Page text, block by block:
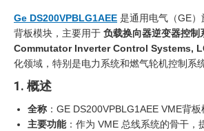
Ge DS200VPBLG1AEE 是通用电气（GE
背板模块，主要用于 负载换向器逆变器控制
Commutator Inverter Control Systems,
化领域，特别是电力系统和燃气轮机控制系
1. 概述
全称 ：GE DS200VPBLG1AEE VME背板
主要功能：作为 VME 总线系统的骨干，